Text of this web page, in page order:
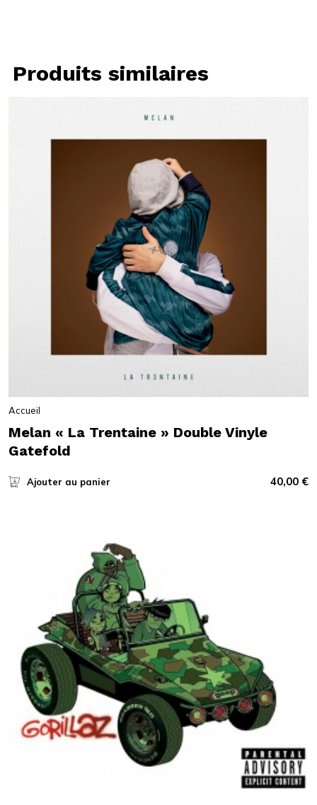
Produits similaires
Accueil
Melan « La Trentaine » Double Vinyle
Gatefold
Ajouter au panier 40,00 €